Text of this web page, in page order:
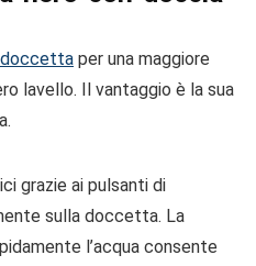
per una maggiore
lavello. Il vantaggio è la sua
grazie ai pulsanti di
sulla doccetta. La
l’acqua consente